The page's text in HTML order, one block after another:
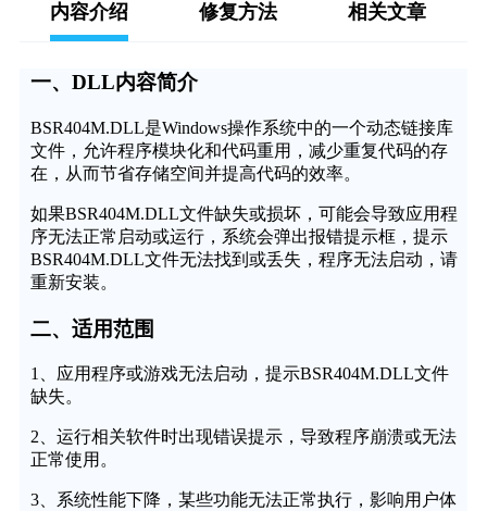
内容介绍 修复方法 相关文章
一、DLL内容简介
BSR404M.DLL是Windows操作系统中的一个动态链接库
文件，允许程序模块化和代码重用，减少重复代码的存
在，从而节省存储空间并提高代码的效率。
如果BSR404M.DLL文件缺失或损坏，可能会导致应用程
序无法正常启动或运行，系统会弹出报错提示框，提示
BSR404M.DLL文件无法找到或丢失，程序无法启动，请
重新安装。
二、适用范围
1、应用程序或游戏无法启动，提示BSR404M.DLL文件
缺失。
2、运行相关软件时出现错误提示，导致程序崩溃或无法
正常使用。
3、系统性能下降，某些功能无法正常执行，影响用户体